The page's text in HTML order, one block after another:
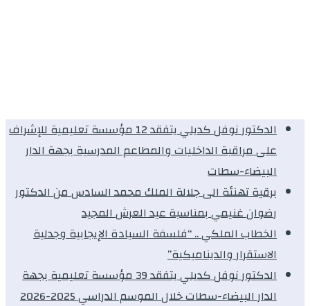
الدكتور نوفل كديلي يتفقد 12 مؤسسة تعليمية للإشراف
على مراقبة الداخليات والمطاعم المدرسية بجهة الدار
البيضاء-سطات
برقية تهنئة الى جلالة الملك محمد السادس من الدكتور
رضوان غنيمي بمناسبة عيد العرش المجيد
الخطاب الملكي .. “فلسفة السيادة الإيجابية وجدلية
الاستقرار والديناميكية”
الدكتور نوفل كديلي يتفقد 39 مؤسسة تعليمية بجهة
الدار البيضاء-سطات خلال الموسم الدراسي 2025-2026